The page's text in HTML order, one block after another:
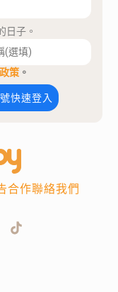
日子。
策 。
快速登入
合作聯絡我們